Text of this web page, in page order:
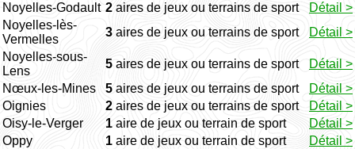
Noyelles-Godault 2 aires de jeux ou terrains de sport
Détail >
Noyelles-lès-
Vermelles
3 aires de jeux ou terrains de sport
Détail >
Noyelles-sous-
Lens
5 aires de jeux ou terrains de sport
Détail >
Nœux-les-Mines
5 aires de jeux ou terrains de sport
Détail >
Oignies
2 aires de jeux ou terrains de sport
Détail >
Oisy-le-Verger
1 aire de jeux ou terrain de sport
Détail >
Oppy
1 aire de jeux ou terrain de sport
Détail >